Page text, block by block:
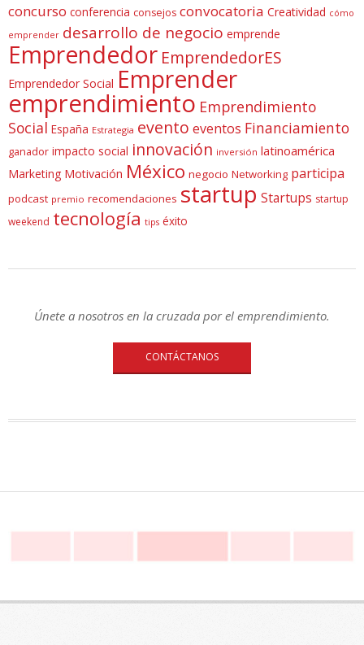
concurso conferencia consejos convocatoria Creatividad cómo
emprender desarrollo de negocio emprende
Emprendedor EmprendedorES
Emprendedor Social Emprender
emprendimiento Emprendimiento
Social España Estrategia evento eventos Financiamiento
ganador impacto social innovación inversión latinoamérica
Marketing Motivación México negocio Networking participa
podcast premio recomendaciones startup Startups startup
weekend tecnología tips éxito
Únete a nosotros en la cruzada por el emprendimiento.
CONTÁCTANOS